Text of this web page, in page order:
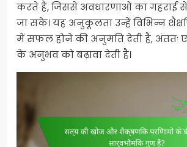
करते हैं, जिससे अवधारणाओं का गहराई
जा सके। यह अनुकूलता उन्हें विभिन्न
में सफल होने की अनुमति देती है,
के अनुभव को बढ़ावा देती है।